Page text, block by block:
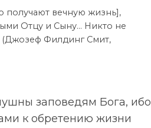
получают вечную жизнь],
Отцу и Сыну… Никто не
(Джозеф Филдинг Смит,
заповедям Бога, ибо
к обретению жизни